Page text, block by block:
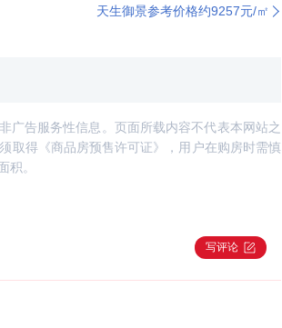
天生御景参考价格约9257元/㎡
广告服务性信息。页面所载内容不代表本网站之
取得《商品房预售许可证》，用户在购房时需慎
积。
写评论